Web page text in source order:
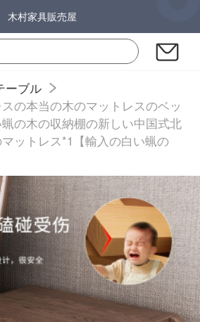
木村家具販売屋
ーブル
の本当の木のマットレスのベッ
の木の収納棚の新しい中国式北
ットレス*1【輸入の白い蝋の